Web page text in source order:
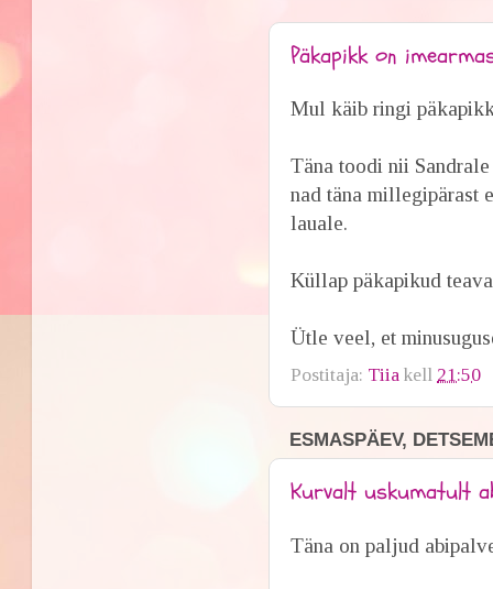
Päkapikk on
Mul käib ringi
Täna toodi nii
nad täna
lauale.
Küllap päkapikud
Ütle veel, et
Postitaja: Tiia kell 21:50
ESMASPÄEV,
Kurvalt uskumatult
Täna on paljud